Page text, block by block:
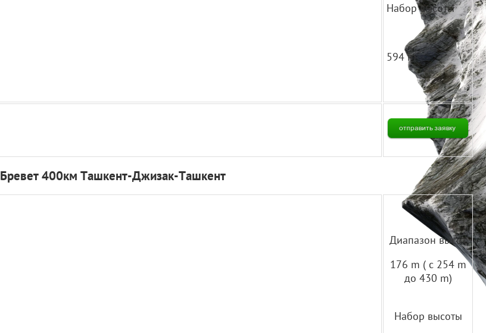
Набор высоты
594 m
Бревет 400км Ташкент-Джизак-Ташкент
Диапазон высот
176 m ( с 254 m
до 430 m)
Набор высоты